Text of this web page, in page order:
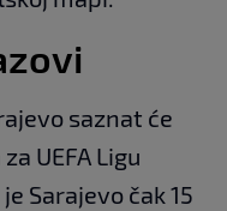
saznat će
UEFA Ligu
Sarajevo čak 15